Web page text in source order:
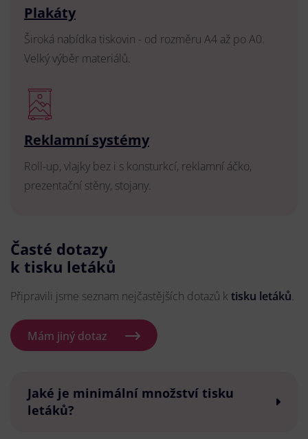
Plakáty
Široká nabídka tiskovin - od rozměru A4 až po A0.
Velký výběr materiálů.
Reklamní systémy
Roll-up, vlajky bez i s konsturkcí, reklamní áčko,
prezentační stěny, stojany.
Časté dotazy
k tisku letáků
Připravili jsme seznam nejčastějších dotazů k tisku letáků.
Mám jiný dotaz
Jaké je minimální množství tisku
letáků?